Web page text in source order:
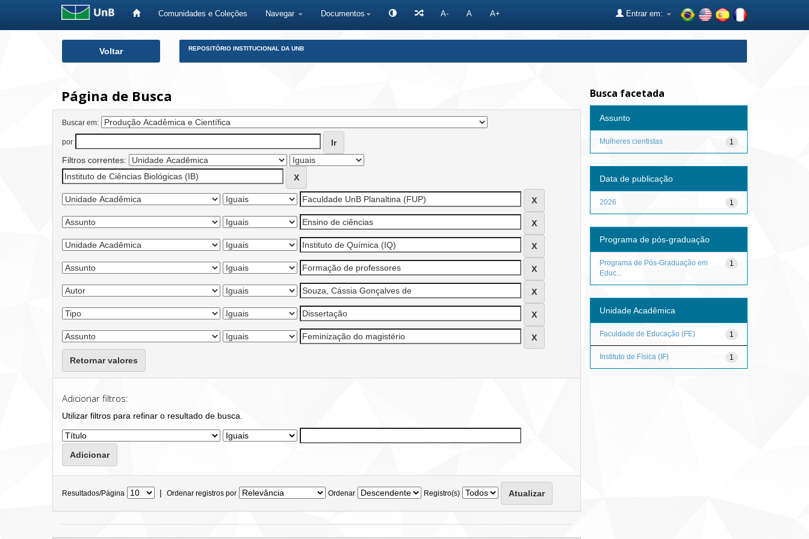
Comunidades e Coleções Navegar Documentos A- A A+ Entrar em:
Voltar REPOSITÓRIO INSTITUCIONAL DA UNB
Página de Busca
Buscar em:
por
Filtros correntes:
Retornar valores
Adicionar filtros:
Utilizar filtros para refinar o resultado de busca.
Resultados/Página | Ordenar registros por Ordenar Registro(s)
Busca facetada
Assunto
1
Mulheres cientistas
Data de publicação
1
2026
Programa de pós-graduação
1
Programa de Pós-Graduação em
Educ...
Unidade Acadêmica
1
Faculdade de Educação (FE)
1
Instituto de Física (IF)